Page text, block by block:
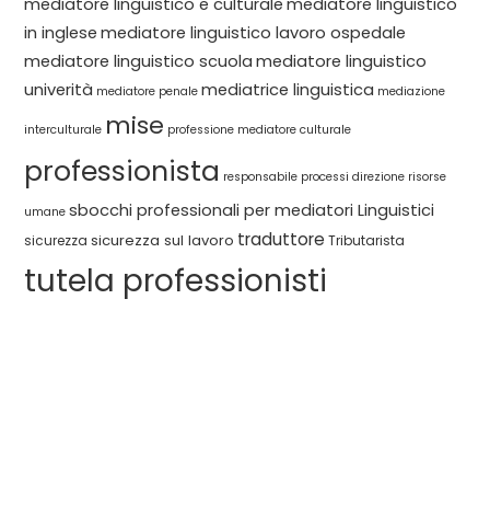
mediatore linguistico e culturale mediatore linguistico
in inglese mediatore linguistico lavoro ospedale
mediatore linguistico scuola mediatore linguistico
univerità mediatore penale mediatrice linguistica mediazione
interculturale mise professione mediatore culturale
professionista responsabile processi direzione risorse
umane sbocchi professionali per mediatori Linguistici
sicurezza sicurezza sul lavoro traduttore Tributarista
tutela professionisti